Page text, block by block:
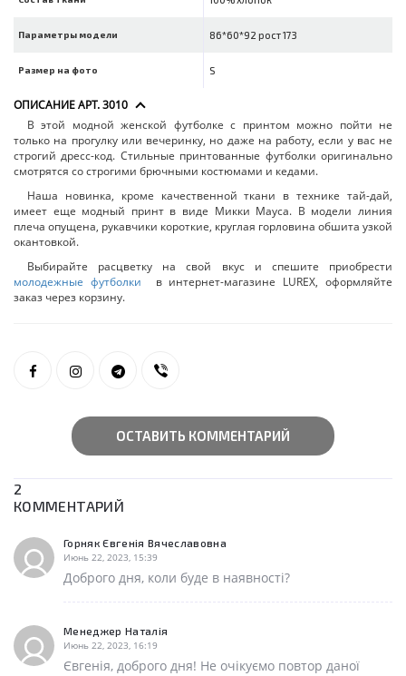
Параметры модели 86*60*92 рост 173
Размер на фото S
ОПИСАНИЕ АРТ. 3010
В этой модной женской футболке с принтом можно пойти не
только на прогулку или вечеринку, но даже на работу, если у вас не
строгий дресс-код. Стильные принтованные футболки оригинально
смотрятся со строгими брючными костюмами и кедами.
Наша новинка, кроме качественной ткани в технике тай-дай,
имеет еще модный принт в виде Микки Мауса. В модели линия
плеча опущена, рукавчики короткие, круглая горловина обшита узкой
окантовкой.
Выбирайте расцветку на свой вкус и спешите приобрести
молодежные футболки
в интернет-магазине LUREX, оформляйте
заказ через корзину.
ОСТАВИТЬ КОММЕНТАРИЙ
2
КОММЕНТАРИЙ
Горняк Євгенія Вячеславовна
Июнь 22, 2023, 15:39
Доброго дня, коли буде в наявності?
Менеджер Наталія
Июнь 22, 2023, 16:19
Євгенія, доброго дня! Не очікуємо повтор даної